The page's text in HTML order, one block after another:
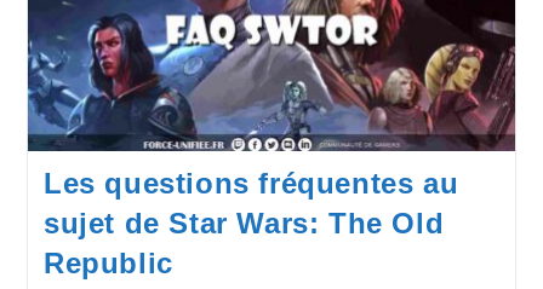
Les questions fréquentes au
sujet de Star Wars: The Old
Republic